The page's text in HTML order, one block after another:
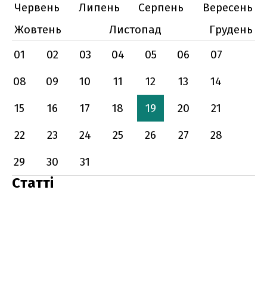
Червень
Липень Серпень
Вересень
Жовтень
Листопад
Грудень
01
02 03 04 05 06
07
08
09 10 11 12 13
14
15
16 17 18 19 20
21
22
23 24 25 26 27
28
29
30 31
Статті